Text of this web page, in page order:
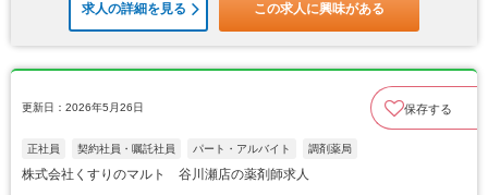
求人の詳細を見る この求人に興味がある
更新日：2026年5月26日 保存する
正社員 契約社員・嘱託社員 パート・アルバイト 調剤薬局
株式会社くすりのマルト 谷川瀬店の薬剤師求人